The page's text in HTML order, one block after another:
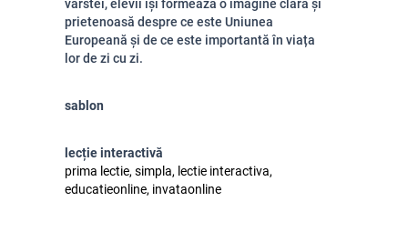
vârstei, elevii își formează o imagine clară și
prietenoasă despre ce este Uniunea
Europeană și de ce este importantă în viața
lor de zi cu zi.
sablon
lecție interactivă
prima lectie, simpla, lectie interactiva,
educatieonline, invataonline